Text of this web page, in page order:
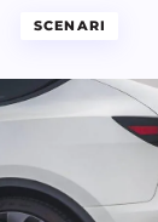
SCENARI